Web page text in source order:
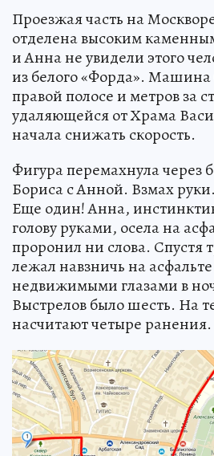
Проезжая часть на
отделена высоким
и Анна не увидели этого
из белого «Форда».
правой полосе и метров за
удаляющейся от Храма
начала снижать скорость.
Фигура перемахнула через
Бориса с Анной. Взмах
Еще один! Анна,
голову руками, осела на
проронил ни слова. Спустя
лежал навзничь на
недвижимыми глазами в
Выстрелов было шесть. На
насчитают четыре ранения.